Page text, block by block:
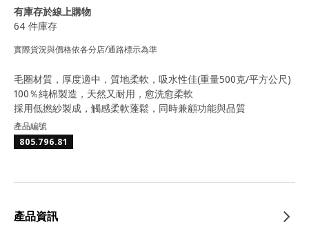
有庫存於線上購物
64 件庫存
實際貨況與價格依各分店/通路標示為準
毛圈材質，厚度適中，質地柔軟，吸水性佳(重量500克/平方公尺)
100％純棉製造，天然又耐用，愈洗愈柔軟
採用低撚紗製成，觸感柔軟蓬鬆，同時兼顧功能與品質
產品編號
805.796.81
產品資訊